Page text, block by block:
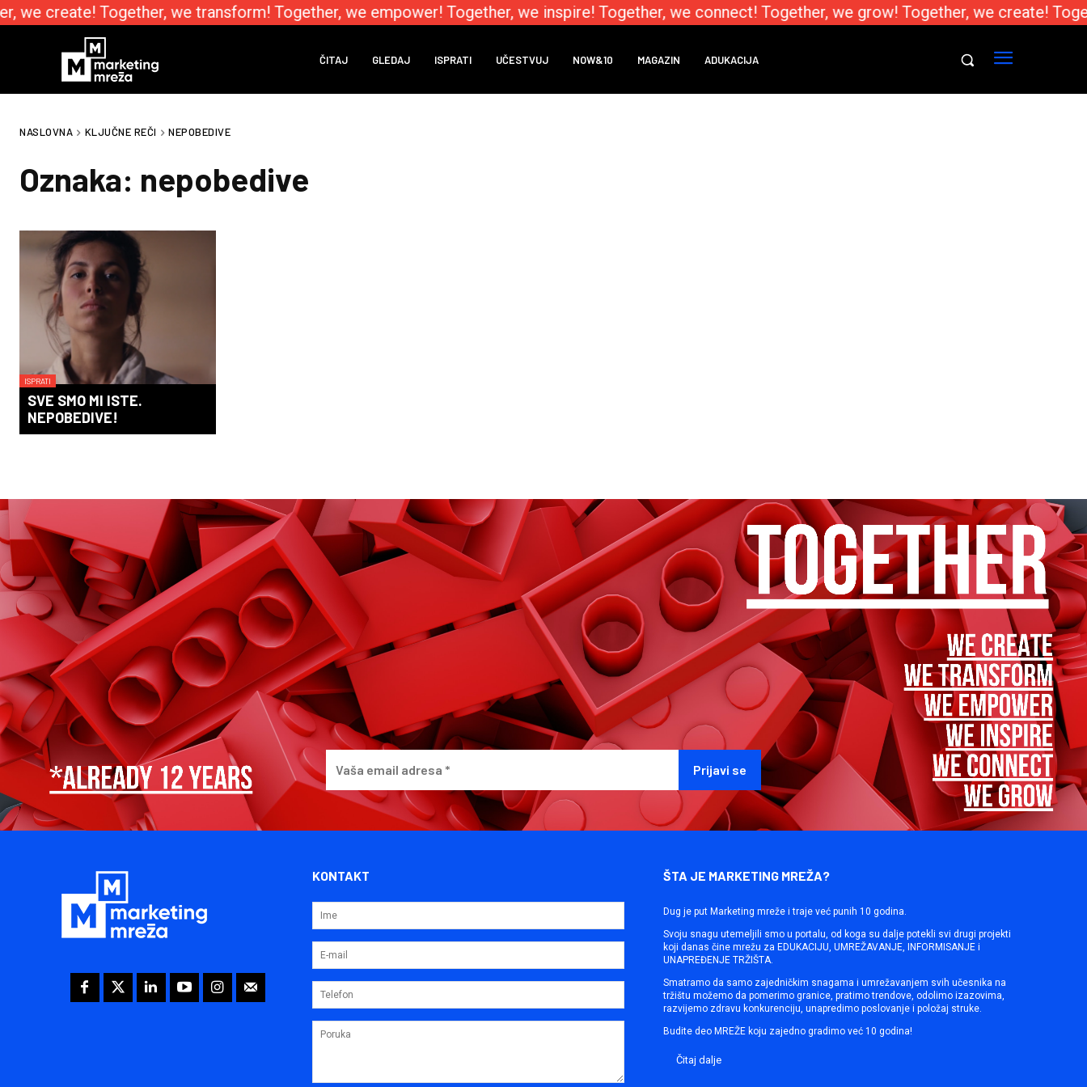
we create! Together, we transform! Together, we empower! Together, we inspire! Together, we connect! Together, we grow! Together, we create!
ČITAJ GLEDAJ ISPRATI UČESTVUJ NOW&10 MAGAZIN ADUKACIJA
NASLOVNA KLJUČNE REČI NEPOBEDIVE
Oznaka: nepobedive
ISPRATI
SVE SMO MI ISTE.
NEPOBEDIVE!
KONTAKT ŠTA JE MARKETING MREŽA?
Dug je put Marketing mreže i traje već punih 10 godina.
Svoju snagu utemeljili smo u portalu, od koga su dalje potekli svi drugi projekti
koji danas čine mrežu za EDUKACIJU, UMREŽAVANJE, INFORMISANJE i
UNAPREĐENJE TRŽIŠTA.
Smatramo da samo zajedničkim snagama i umrežavanjem svih učesnika na
tržištu možemo da pomerimo granice, pratimo trendove, odolimo izazovima,
razvijemo zdravu konkurenciju, unapredimo poslovanje i položaj struke.
Budite deo MREŽE koju zajedno gradimo već 10 godina!
Čitaj dalje